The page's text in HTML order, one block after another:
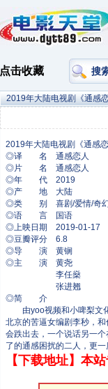
点击收藏 搜
2019年大陆电视剧《通感
◎译 名 通感恋人
◎片 名 通感恋人
◎年 代 2019
◎产 地 大陆
◎类 别 喜剧/爱情/奇
◎语 言 国语
◎上映日期 2019-01-17
◎豆瓣评分 6.8
◎导 演 黄锎
◎主 演 黄尧
李任燊
张进翘
◎简 介
由yoo视频和小啤梨文化
北京的苦逼女编剧李秒，
会跌出去，一个说话另一
了的通感困扰的二人，更
【下载地址】本